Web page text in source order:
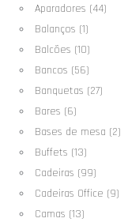
Aparadores (44)
Balanços (1)
Balcões (10)
Bancos (56)
Banquetas (27)
Bares (6)
Bases de mesa (2)
Buffets (13)
Cadeiras (99)
Cadeiras Office (9)
Camas (13)